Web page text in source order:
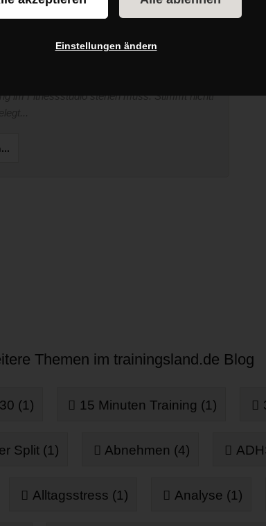
drei Übungen zum
im Fitnessstudio stehen muss. Stimmt nicht!
Themen im trainingsland.de Blog
(1) 15 Minuten Training (1)
Split (1) Abnehmen (4)
Alltagsstress (1) Analyse (1)
Einstellungen ändern